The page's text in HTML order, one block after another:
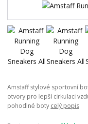
Amstaff stylové sportovní
otvory pro lepší cirkulaci
pohodlné boty celý popis